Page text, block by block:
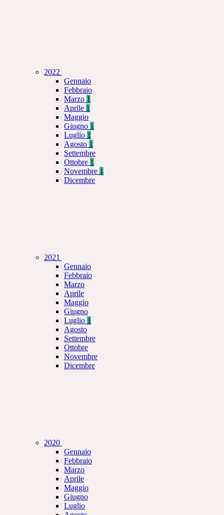
2022
Gennaio
Febbraio
Marzo 1
Aprile 1
Maggio
Giugno 1
Luglio 1
Agosto 1
Settembre
Ottobre 1
Novembre 1
Dicembre
2021
Gennaio
Febbraio
Marzo
Aprile
Maggio
Giugno
Luglio 1
Agosto
Settembre
Ottobre
Novembre
Dicembre
2020
Gennaio
Febbraio
Marzo
Aprile
Maggio
Giugno
Luglio